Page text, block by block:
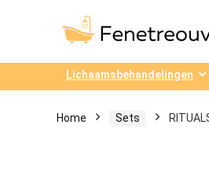
Lichaamsbehandelingen
Home Sets